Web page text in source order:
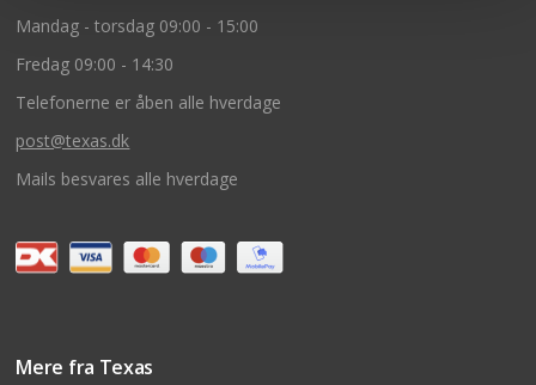
Mandag - torsdag 09:00 - 15:00
Fredag 09:00 - 14:30
Telefonerne er åben alle hverdage
post@texas.dk
Mails besvares alle hverdage
Mere fra Texas